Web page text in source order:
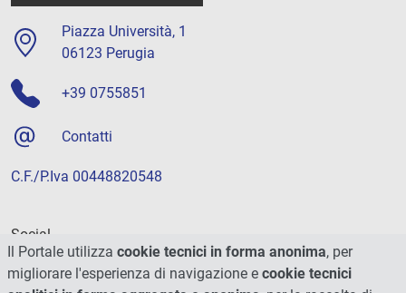
Piazza Università, 1
06123 Perugia
+39 0755851
Contatti
C.F./P.Iva 00448820548
Social
Il Portale utilizza cookie tecnici in forma anonima, per
migliorare l'esperienza di navigazione e cookie tecnici